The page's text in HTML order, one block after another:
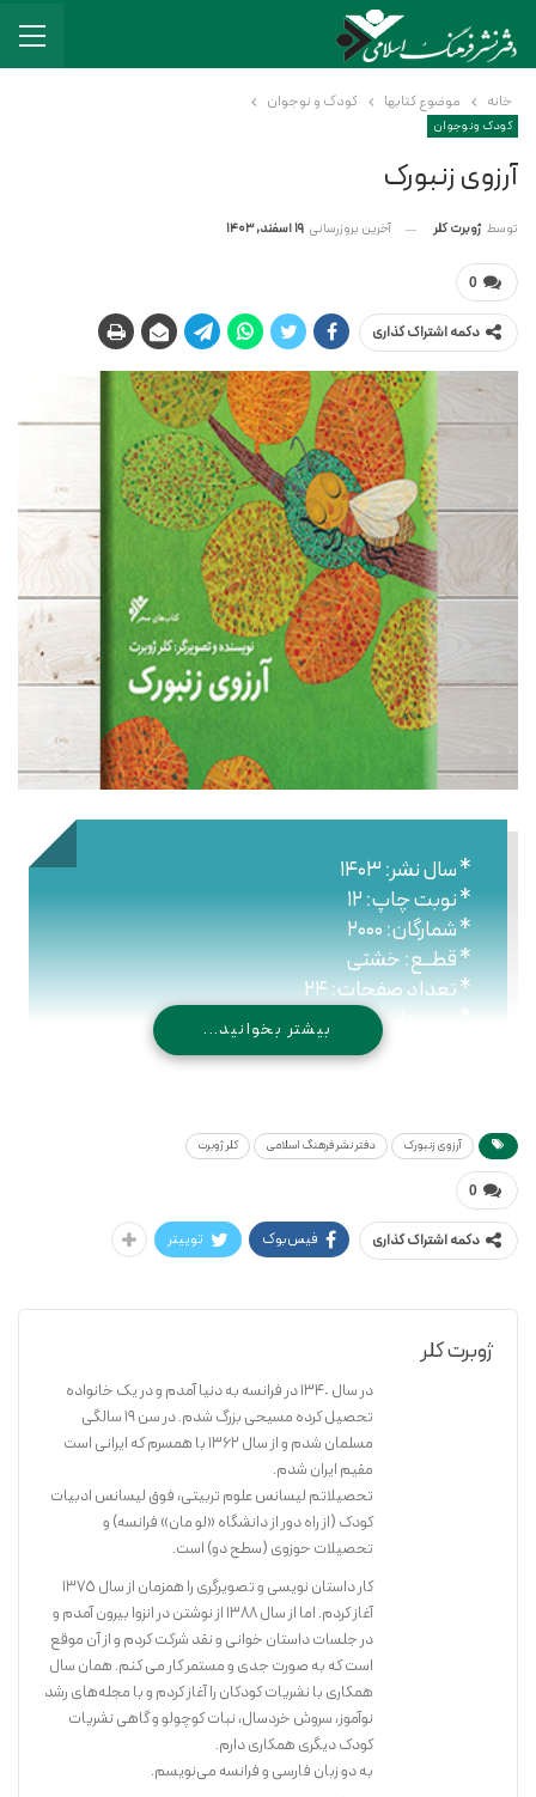
خانه موضوع کتابها کودک و نوجوان
کودک و نوجوان
آرزوی زنبورک
توسط ژوبرت کلر آخرین بروزرسانی 19 اسفند, 1403
0
دکمه اشتراک گذاری
* سال نشر: ۱۴۰۳
* نوبت چاپ: ۱۲
* شمارگان: ۲۰۰۰
* قطــع: خشتی
* تعداد صفحات: ۲۴
* نـوع جلـد: شومیز
آرزوی زنبورک
بیشتر بخوانید...
آرزوی زنبورک دفتر نشر فرهنگ اسلامی کلر ژوبرت
0
دکمه اشتراک گذاری فیس‌بوک توییتر
ژوبرت کلر
در سال ۱۳۴٠ در فرانسه به دنیا آمدم و در یک خانواده
تحصیل کرده مسیحی بزرگ شدم. در سن ۱٩ سالگی
مسلمان شدم و از سال ۱۳۶۲ با همسرم که ایرانی است
مقیم ایران شدم.
تحصیلاتم لیسانس علوم تربیتی، فوق لیسانس ادبیات
کودک (از راه دور از دانشگاه «لو مان» فرانسه) و
تحصیلات حوزوی (سطح دو) است.
کار داستان نویسی و تصویرگری را همزمان از سال ١٣٧٥
آغاز کردم. اما از سال ١٣٨٨ از نوشتن در انزوا بیرون آمدم و
در جلسات داستان خوانی و نقد شرکت کردم و از آن موقع
است که به صورت جدی و مستمر کار می کنم. همان سال
همکاری با نشریات کودکان را آغاز کردم و با مجله‌های رشد
نوآموز، سروش خردسال، نبات کوچولو و گاهی نشریات
کودک دیگری همکاری دارم.
به دو زبان فارسی و فرانسه می‌نویسم.